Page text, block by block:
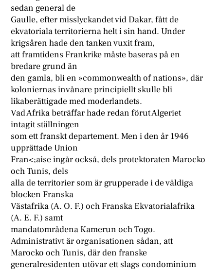
sedan general de
Gaulle, efter misslyckandet vid Dakar, fått de
ekvatoriala territorierna helt i sin hand. Under
krigsåren hade den tanken vuxit fram,
att framtidens Frankrike måste baseras på en
bredare grund än
den gamla, bli en »commonwealth of nations», där
koloniernas invånare principiellt skulle bli
likaberättigade med moderlandets.
Vad Afrika beträffar hade redan förut Algeriet
intagit ställningen
som ett franskt departement. Men i den år 1946
upprättade Union
Fran<;aise ingår också, dels protektoraten Marocko
och Tunis, dels
alla de territorier som är grupperade i de väldiga
blocken Franska
Västafrika (A. O. F.) och Franska Ekvatorialafrika
(A. E. F.) samt
mandatområdena Kamerun och Togo.
Administrativt är organisationen sådan, att
Marocko och Tunis, där den franske
generalresidenten utövar ett slags condominium